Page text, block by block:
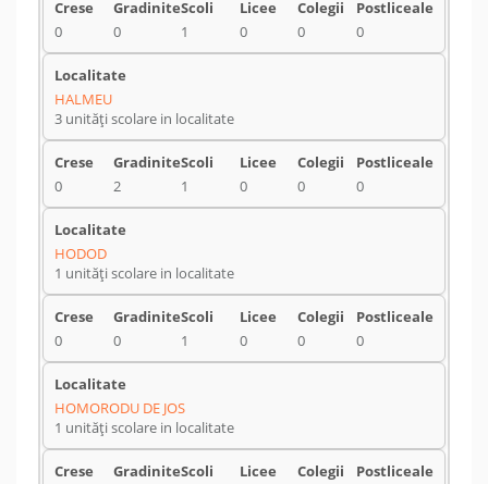
0 0 1 0 0 0
HALMEU
3 unități scolare in localitate
0 2 1 0 0 0
HODOD
1 unități scolare in localitate
0 0 1 0 0 0
HOMORODU DE JOS
1 unități scolare in localitate